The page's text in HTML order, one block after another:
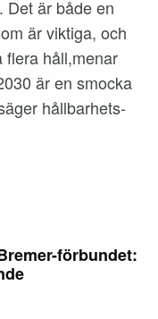
Det är både en
är viktiga, och
flera håll,menar
är en smocka
hållbarhets-
förbundet: